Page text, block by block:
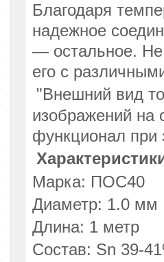
Благодаря
надежное
— остальное. Не
его с
"Внешний вид
изображений на
функционал при
Марка: ПОС40
Диаметр: 1.0 мм
Длина: 1 метр
Состав: Sn 39-